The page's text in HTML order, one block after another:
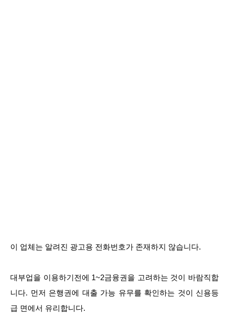
이 업체는 알려진 광고용 전화번호가 존재하지 않습니다.
대부업을 이용하기전에 1~2금융권을 고려하는 것이 바람직합
니다. 먼저 은행권에 대출 가능 유무를 확인하는 것이 신용등
급 면에서 유리합니다.